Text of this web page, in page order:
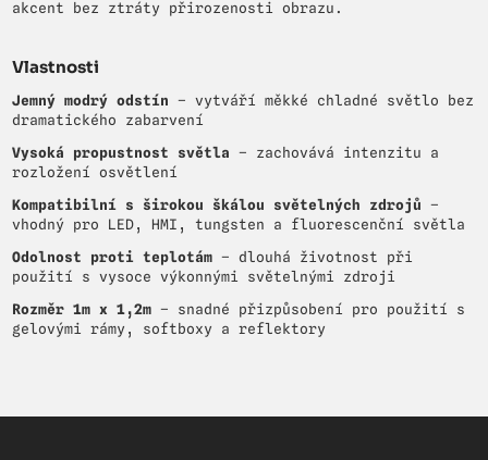
akcent bez ztráty přirozenosti obrazu.
Vlastnosti
Jemný modrý odstín – vytváří měkké chladné světlo bez
dramatického zabarvení
Vysoká propustnost světla – zachovává intenzitu a
rozložení osvětlení
Kompatibilní s širokou škálou světelných zdrojů –
vhodný pro LED, HMI, tungsten a fluorescenční světla
Odolnost proti teplotám – dlouhá životnost při
použití s vysoce výkonnými světelnými zdroji
Rozměr 1m x 1,2m – snadné přizpůsobení pro použití s
gelovými rámy, softboxy a reflektory